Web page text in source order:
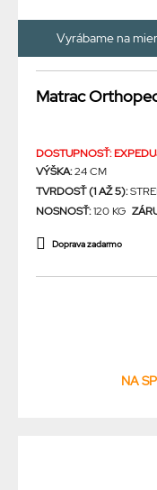
Vyrábame na
Matrac
DOSTUPNOSŤ:
VÝŠKA:24 CM
TVRDOSŤ (1 AŽ 5):
NOSNOSŤ:120 KG
Doprava zadarmo
NA